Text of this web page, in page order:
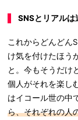
SNSとリアルは
これからどんどん
け気を付けたほう
と。今もそうだけ
個人がそれを楽し
はイコール世の中
ら、それぞれの人